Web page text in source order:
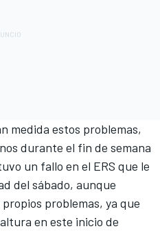
medida estos problemas,
durante el fin de semana
un fallo en el ERS que le
del sábado, aunque
problemas, ya que
en este inicio de